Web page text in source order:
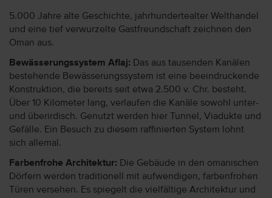
5.000 Jahre alte Geschichte, jahrhundertealter Welthandel
und eine tief verwurzelte Gastfreundschaft zeichnen den
Oman aus.
Bewässerungssystem Aflaj: Das aus tausenden Kanälen
bestehende Bewässerungssystem ist eine beeindruckende
Konstruktion, die bereits seit etwa 2.500 v. Chr. besteht.
Über 10 Kilometer lang, verlaufen die Kanäle sowohl unter-
und überirdisch. Genutzt werden hier Tunnel, Viadukte und
Gefälle. Ein Besuch zu diesem raffinierten System lohnt
sich allemal.
Farbenfrohe Architektur: Die Gebäude in den omanischen
Dörfern werden traditionell mit aufwendigen, farbenfrohen
Türen versehen. Es spiegelt die vielfältige Architektur und